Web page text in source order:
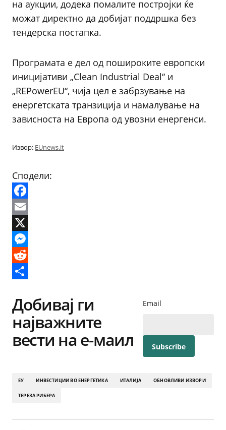
на аукции, додека помалите постројки ќе
можат директно да добијат поддршка без
тендерска постапка.
Програмата е дел од пошироките европски
иницијативи „Clean Industrial Deal“ и
„REPowerEU“, чија цел е забрзување на
енергетската транзиција и намалување на
зависноста на Европа од увозни енергенси.
Извор: EUnews.it
Сподели:
Facebook
Email
X
Messenger
Reddit
Добивај ги
најважните
вести на е-маил
Email
ЕУ ИНВЕСТИЦИИ ВО ЕНЕРГЕТИКА ИТАЛИЈА ОБНОВЛИВИ ИЗВОРИ
ТЕРЕЗА РИБЕРА